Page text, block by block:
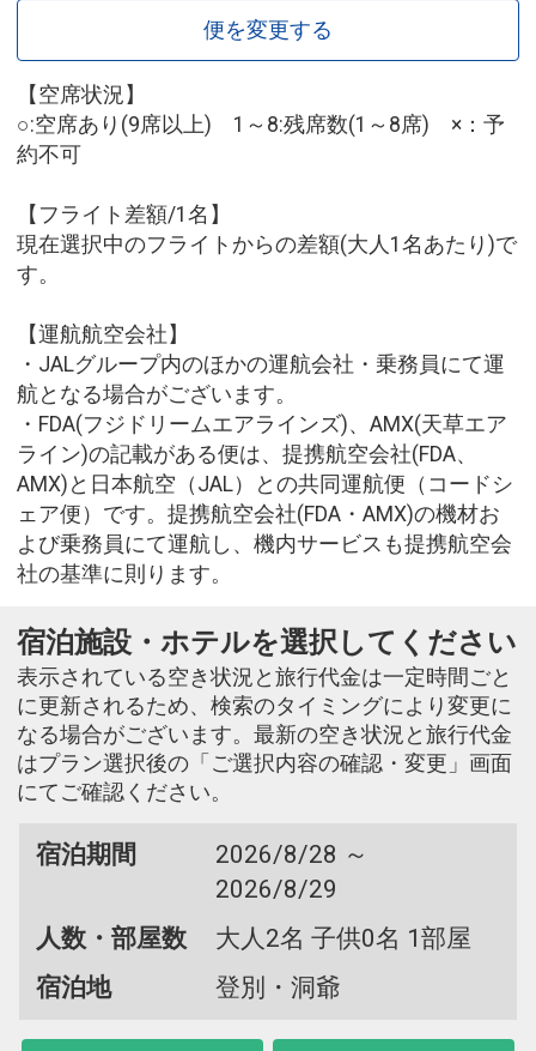
便を変更する
【空席状況】
○:空席あり(9席以上) 1～8:残席数(1～8席) ×：予
約不可
【フライト差額/1名】
現在選択中のフライトからの差額(大人1名あたり)で
す。
【運航航空会社】
・JALグループ内のほかの運航会社・乗務員にて運
航となる場合がございます。
・FDA(フジドリームエアラインズ)、AMX(天草エア
ライン)の記載がある便は、提携航空会社(FDA、
AMX)と日本航空（JAL）との共同運航便（コードシ
ェア便）です。提携航空会社(FDA・AMX)の機材お
よび乗務員にて運航し、機内サービスも提携航空会
社の基準に則ります。
宿泊施設・ホテルを選択してください
表示されている空き状況と旅行代金は一定時間ごと
に更新されるため、検索のタイミングにより変更に
なる場合がございます。最新の空き状況と旅行代金
はプラン選択後の「ご選択内容の確認・変更」画面
にてご確認ください。
宿泊期間
2026/8/28 ～
2026/8/29
人数・部屋数
大人2名 子供0名 1部屋
宿泊地
登別・洞爺